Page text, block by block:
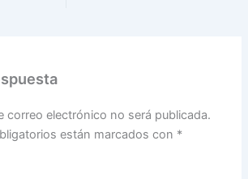
correo electrónico no será publicada.
están marcados con *